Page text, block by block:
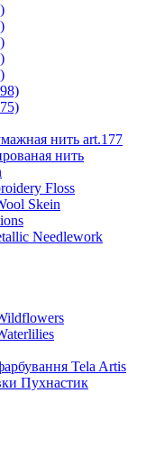
нить art.177
нить
Floss
Skein
Needlework
Tela Artis
Пухнастик